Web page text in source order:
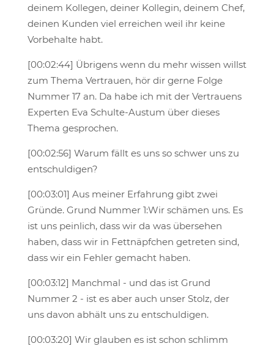
deinem Kollegen, deiner Kollegin, deinem Chef,
deinen Kunden viel erreichen weil ihr keine
Vorbehalte habt.
[00:02:44] Übrigens wenn du mehr wissen willst
zum Thema Vertrauen, hör dir gerne Folge
Nummer 17 an. Da habe ich mit der Vertrauens
Experten Eva Schulte-Austum über dieses
Thema gesprochen.
[00:02:56] Warum fällt es uns so schwer uns zu
entschuldigen?
[00:03:01] Aus meiner Erfahrung gibt zwei
Gründe. Grund Nummer 1:Wir schämen uns. Es
ist uns peinlich, dass wir da was übersehen
haben, dass wir in Fettnäpfchen getreten sind,
dass wir ein Fehler gemacht haben.
[00:03:12] Manchmal - und das ist Grund
Nummer 2 - ist es aber auch unser Stolz, der
uns davon abhält uns zu entschuldigen.
[00:03:20] Wir glauben es ist schon schlimm